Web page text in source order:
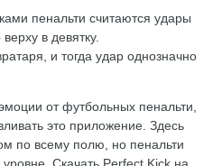
пенальти считаются удары
в девятку.
и тогда удар однозначно
от футбольных пенальти,
это приложение. Здесь
по всему полю, но пенальти